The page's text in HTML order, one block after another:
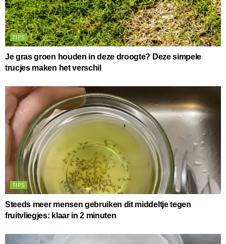
TIPS
Je gras groen houden in deze droogte? Deze simpele
trucjes maken het verschil
TIPS
Steeds meer mensen gebruiken dit middeltje tegen
fruitvliegjes: klaar in 2 minuten